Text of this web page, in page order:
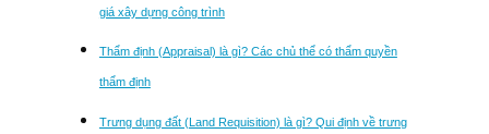
giá xây dựng công trình
Thẩm định (Appraisal) là gì? Các chủ thể có thẩm quyền
thẩm định
Trưng dụng đất (Land Requisition) là gì? Qui định về trưng